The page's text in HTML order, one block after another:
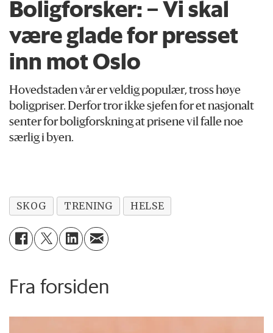
Boligforsker: – Vi skal
være glade for presset
inn mot Oslo
Hovedstaden vår er veldig populær, tross høye
boligpriser. Derfor tror ikke sjefen for et nasjonalt
senter for boligforskning at prisene vil falle noe
særlig i byen.
SKOG TRENING HELSE
Fra forsiden